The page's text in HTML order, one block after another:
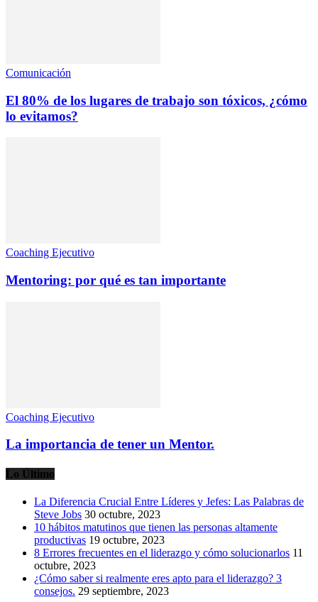
Comunicación
El 80% de los lugares de trabajo son tóxicos, ¿cómo
lo evitamos?
Coaching Ejecutivo
Mentoring: por qué es tan importante
Coaching Ejecutivo
La importancia de tener un Mentor.
Lo Último
La Diferencia Crucial Entre Líderes y Jefes: Las Palabras de
Steve Jobs 30 octubre, 2023
10 hábitos matutinos que tienen las personas altamente
productivas 19 octubre, 2023
8 Errores frecuentes en el liderazgo y cómo solucionarlos 11
octubre, 2023
¿Cómo saber si realmente eres apto para el liderazgo? 3
consejos. 29 septiembre, 2023